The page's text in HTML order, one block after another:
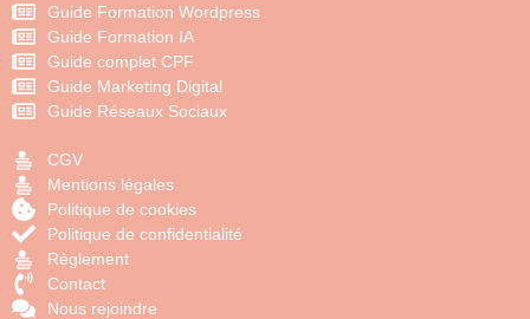
Guide Formation Wordpress
Guide Formation IA
Guide complet CPF
Guide Marketing Digital
Guide Réseaux Sociaux
CGV
Mentions légales
Politique de cookies
Politique de confidentialité
Règlement
Contact
Nous rejoindre